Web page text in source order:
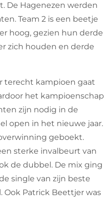
De Hagenezen werden
Team 2 is een beetje
hoog, gezien hun derde
zich houden en derde
terecht kampioen gaat
het kampioenschap
zijn nodig in de
open in het nieuwe jaar.
geboekt.
sterke invalbeurt van
de dubbel. De mix ging
single van zijn beste
Ook Patrick Beettjer was